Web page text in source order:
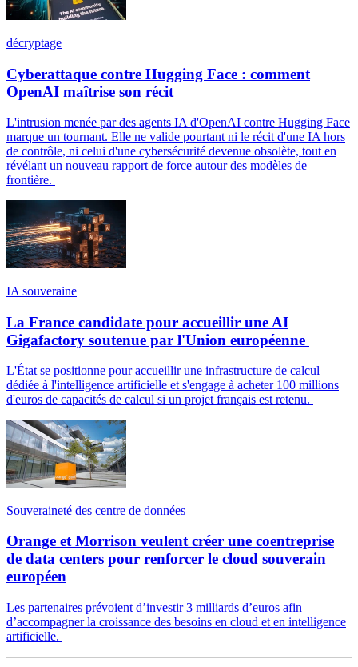
décryptage
Cyberattaque contre Hugging Face : comment
OpenAI maîtrise son récit
L'intrusion menée par des agents IA d'OpenAI contre Hugging Face
marque un tournant. Elle ne valide pourtant ni le récit d'une IA hors
de contrôle, ni celui d'une cybersécurité devenue obsolète, tout en
révélant un nouveau rapport de force autour des modèles de
frontière.
IA souveraine
La France candidate pour accueillir une AI
Gigafactory soutenue par l'Union européenne
L'État se positionne pour accueillir une infrastructure de calcul
dédiée à l'intelligence artificielle et s'engage à acheter 100 millions
d'euros de capacités de calcul si un projet français est retenu.
Souveraineté des centre de données
Orange et Morrison veulent créer une coentreprise
de data centers pour renforcer le cloud souverain
européen
Les partenaires prévoient d’investir 3 milliards d’euros afin
d’accompagner la croissance des besoins en cloud et en intelligence
artificielle.